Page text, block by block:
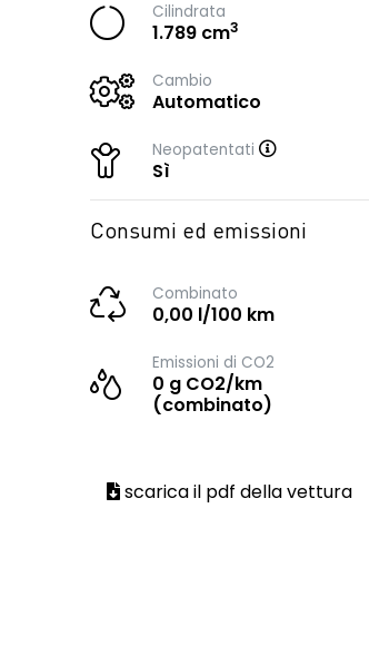
Cilindrata
1.789 cm3
Cambio
Automatico
Neopatentati
Sì
Consumi ed emissioni
Combinato
0,00 l/100 km
Emissioni di CO2
0 g CO2/km
(combinato)
scarica il pdf della vettura